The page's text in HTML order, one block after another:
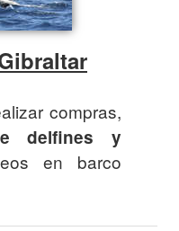
compras,
delfines y
en barco